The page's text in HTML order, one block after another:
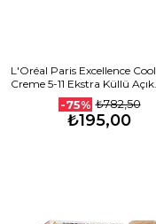
L'Oréal Paris Excellence Cool
Creme 5-11 Ekstra Küllü Açık
-75% ₺782,50
₺195,00